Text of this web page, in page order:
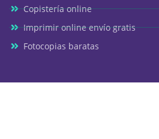
Copistería online
Imprimir online envío gratis
Fotocopias baratas